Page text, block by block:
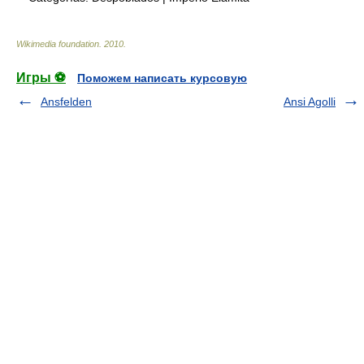
Wikimedia foundation 2010
Игры ⚽
Поможем написать курсовую
Ansfelden
Ansi Agolli